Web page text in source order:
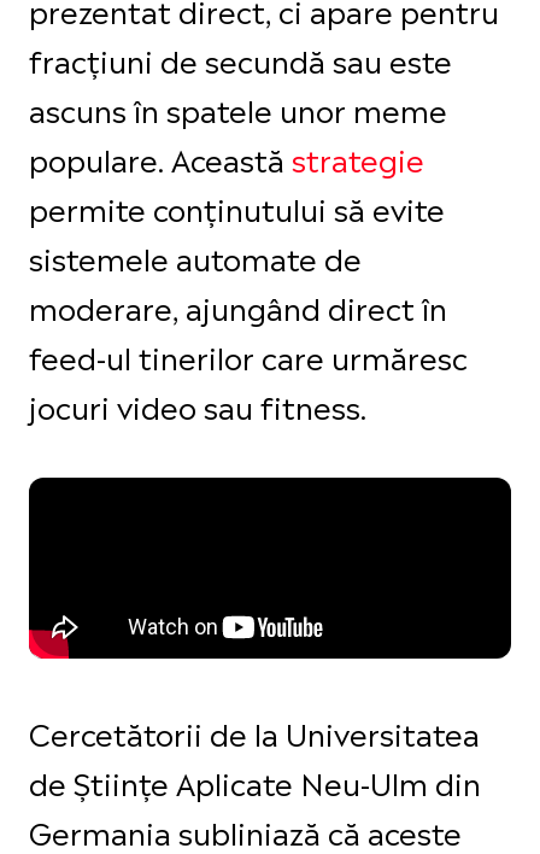
fracțiuni de secundă sau este
ascuns în spatele unor meme
populare. Această strategie
permite conținutului să evite
sistemele automate de
moderare, ajungând direct în
feed-ul tinerilor care urmăresc
jocuri video sau fitness.
Cercetătorii de la Universitatea
de Științe Aplicate Neu-Ulm din
Germania subliniază că aceste